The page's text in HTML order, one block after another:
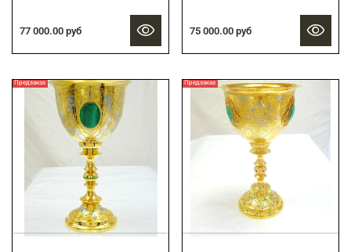
77 000.00 руб 75 000.00 руб
Предзаказ Предзаказ